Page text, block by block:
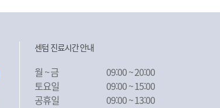
센텀 진료시간 안내
월 ~ 금
토요일
공휴일
09:00 ~ 20:00
09:00 ~ 15:00
09:00 ~ 13:00